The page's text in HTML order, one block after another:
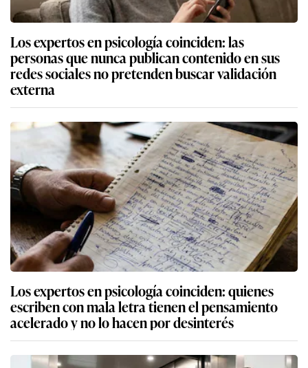
Los expertos en psicología coinciden: las
personas que nunca publican contenido en sus
redes sociales no pretenden buscar validación
externa
Los expertos en psicología coinciden: quienes
escriben con mala letra tienen el pensamiento
acelerado y no lo hacen por desinterés